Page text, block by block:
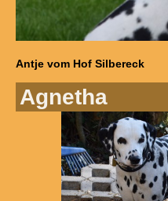
Antje vom Hof Silbereck
Agnetha